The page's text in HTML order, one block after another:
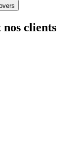
nos clients